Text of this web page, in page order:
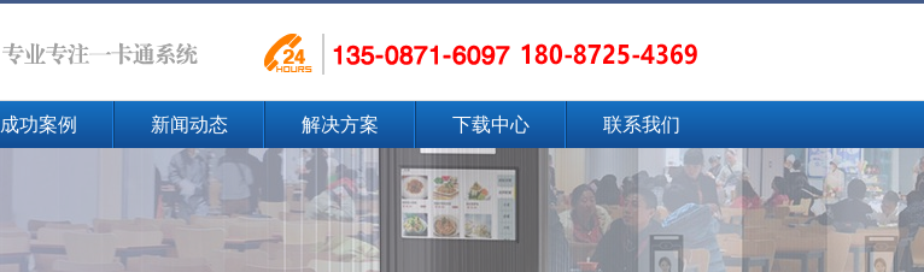
成功案例 新闻动态 解决方案 下载中心 联系我们